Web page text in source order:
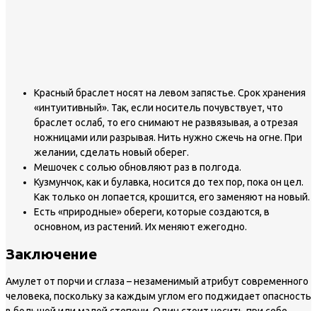
Красный браслет носят на левом запястье. Срок хранения
«интуитивный». Так, если носитель почувствует, что
браслет ослаб, то его снимают не развязывая, а отрезая
ножницами или разрывая. Нить нужно сжечь на огне. При
желании, сделать новый оберег.
Мешочек с солью обновляют раз в полгода.
Кузмунчок, как и булавка, носится до тех пор, пока он цел.
Как только он лопается, крошится, его заменяют на новый.
Есть «природные» обереги, которые создаются, в
основном, из растений. Их меняют ежегодно.
Заключение
Амулет от порчи и сглаза – незаменимый атрибут современного
человека, поскольку за каждым углом его поджидает опасность